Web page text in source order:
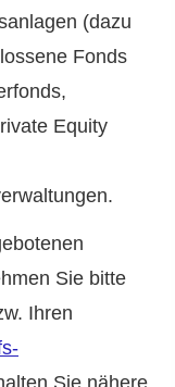
(dazu
Fonds
Equity
Sie bitte
Ihren
Sie nähere